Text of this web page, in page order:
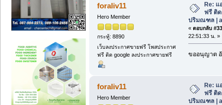
foraliv11
Hero Member
กระทู้: 8890
เว็บลงประกาศขายฟรี โพสประกาศ
ฟรี ติด google ลงประกาศขายฟรี
Re: แ
ฟรี ติ
ปริมณฑล |
« ตอบกลับ
22:51:33 น. »
ขออนุญาต
foraliv11
Hero Member
Re:
ฟรี ติ
ปริมณฑล |